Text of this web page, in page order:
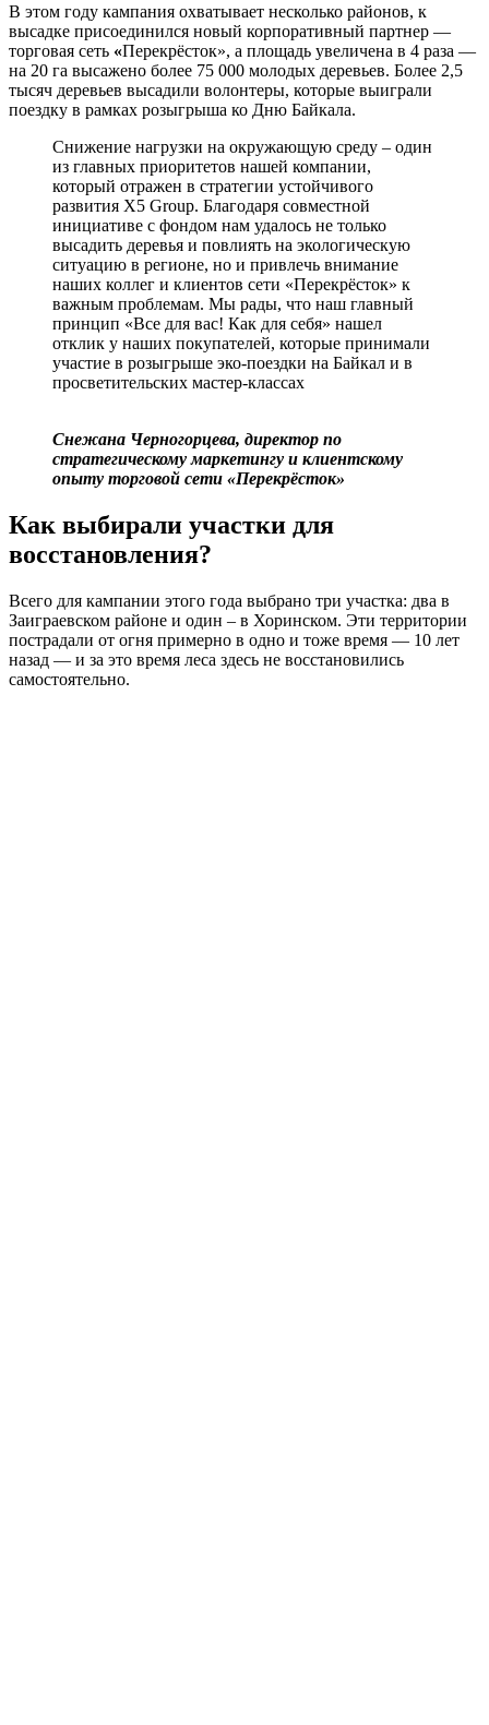
В этом году кампания охватывает несколько районов, к
высадке присоединился новый корпоративный партнер —
торговая сеть «Перекрёсток», а площадь увеличена в 4 раза —
на 20 га высажено более 75 000 молодых деревьев. Более 2,5
тысяч деревьев высадили волонтеры, которые выиграли
поездку в рамках розыгрыша ко Дню Байкала.
Снижение нагрузки на окружающую среду – один
из главных приоритетов нашей компании,
который отражен в стратегии устойчивого
развития X5 Group. Благодаря совместной
инициативе с фондом нам удалось не только
высадить деревья и повлиять на экологическую
ситуацию в регионе, но и привлечь внимание
наших коллег и клиентов сети «Перекрёсток» к
важным проблемам. Мы рады, что наш главный
принцип «Все для вас! Как для себя» нашел
отклик у наших покупателей, которые принимали
участие в розыгрыше эко-поездки на Байкал и в
просветительских мастер-классах
Снежана Черногорцева, директор по
стратегическому маркетингу и клиентскому
опыту торговой сети «Перекрёсток»
Как выбирали участки для
восстановления?
Всего для кампании этого года выбрано три участка: два в
Заиграевском районе и один – в Хоринском. Эти территории
пострадали от огня примерно в одно и тоже время — 10 лет
назад — и за это время леса здесь не восстановились
самостоятельно.